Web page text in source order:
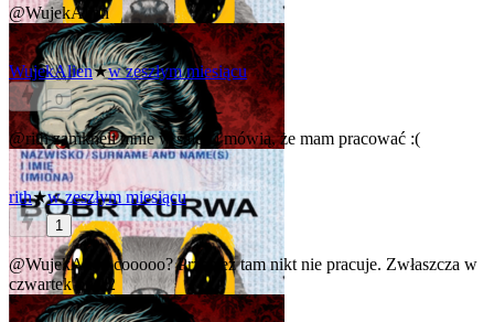
@WujekAlien
WujekAlien★w zeszłym miesiącu
0
@rithzamknęli mnie w salce i mówią, że mam pracować :(
rith★w zeszłym miesiącu
1
@WujekAlien
cooooo? Przecież tam nikt nie pracuje. Zwłaszcza w
czwartek po 12